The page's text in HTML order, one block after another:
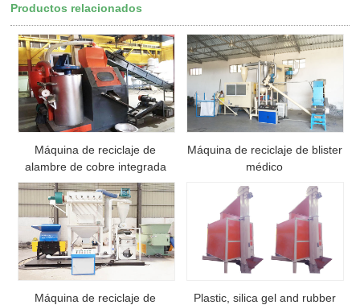
Productos relacionados
Máquina de reciclaje de
alambre de cobre integrada
Máquina de reciclaje de blister
médico
Máquina de reciclaje de
Plastic, silica gel and rubber